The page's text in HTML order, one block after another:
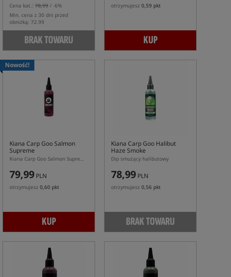
Cena kat.: 78,99 / -6%
Min. cena z 30 dni przed
obniżką: 72.99
BRAK TOWARU
otrzymujesz 0,59 pkt
KUP
Nowość!
Kiana Carp Goo Salmon
Supreme
Kiana Carp Goo Salmon Supreme 115ml – rzadka zalewa łososiowa do przynęt hakowych
79,99 PLN
otrzymujesz 0,60 pkt
KUP
Kiana Carp Goo Halibut
Haze Smoke
Dip smużący halibutowy
78,99 PLN
otrzymujesz 0,56 pkt
BRAK TOWARU